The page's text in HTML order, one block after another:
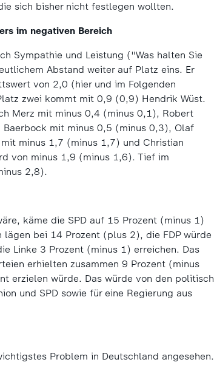
sich bisher nicht festlegen wollten.
im negativen Bereich
Sympathie und Leistung ("Was halten Sie
Abstand weiter auf Platz eins. Er
von 2,0 (hier und im Folgenden
zwei kommt mit 0,9 (0,9) Hendrik Wüst.
Merz mit minus 0,4 (minus 0,1), Robert
mit minus 0,5 (minus 0,3), Olaf
minus 1,7 (minus 1,7) und Christian
von minus 1,9 (minus 1,6). Tief im
2,8).
käme die SPD auf 15 Prozent (minus 1)
bei 14 Prozent (plus 2), die FDP würde
Linke 3 Prozent (minus 1) erreichen. Das
erhielten zusammen 9 Prozent (minus
erzielen würde. Das würde von den politisch
und SPD sowie für eine Regierung aus
Problem in Deutschland angesehen.